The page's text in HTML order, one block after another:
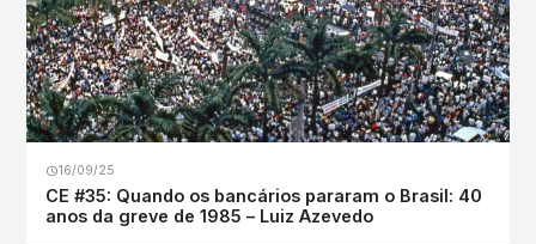
16/09/25
CE #35: Quando os bancários pararam o Brasil: 40
anos da greve de 1985 – Luiz Azevedo